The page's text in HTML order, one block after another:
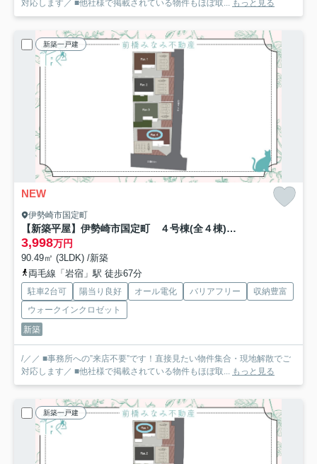
対応します／ ■他社様で掲載されている物件もほぼ取... もっと見る
新築一戸建
NEW
伊勢崎市国定町
【新築平屋】伊勢崎市国定町 ４号棟(全４棟) トイボックス 新築建売分譲
3,998万円
90.49㎡ (3LDK) /新築
両毛線「岩宿」駅 徒歩67分
駐車2台可 陽当り良好 オール電化 バリアフリー
収納豊富
ウォークインクロゼット
新築
/／／ ■事務所への”来店不要”です！直接見たい物件集合・現地解散でご
対応します／ ■他社様で掲載されている物件もほぼ取... もっと見る
新築一戸建